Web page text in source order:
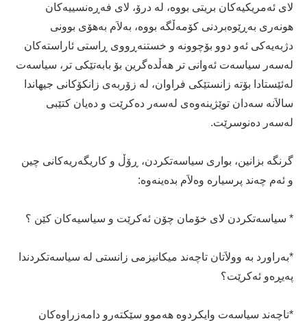
لای‌ ئه‌مریكیه‌كان بریتی بووه‌، له‌ درۆ، لای‌ فه‌ڕه‌نسییه‌كان
هونه‌ری‌ به‌ڕێوه‌بردنی‌ كۆمه‌ڵگه‌ بووه‌، به‌لاَم به‌هۆی‌ بوونی‌
دژبه‌یه‌كی‌ ئه‌و دوو بۆچوونه‌ و خستنه‌ڕووی‌ ڕاستی‌ ئاراسته‌كان
له‌سه‌ر سیاسه‌ت ئه‌وانی‌ تر هه‌ڵده‌گرین بۆ بابه‌تێكی‌ تر، سیاسه‌ت
له‌ئێستادا بۆته‌ زانستێكی‌ فراوان، له‌ زۆربه‌ی‌ زانكۆكانی‌ جیهاندا
سالاَنه‌ سه‌دان توێژینه‌وه‌ی‌ له‌سه‌ر ده‌كرێت و ده‌یان كتێبی‌
له‌سه‌ر ده‌نوسرێت.
گرنگه‌ بزانین، بواری‌ سیاسه‌تكردن، ڕۆڵ و كاریگه‌ریه‌كانی‌ چین
و ئه‌م چه‌ند پرسیاره‌ وه‌لاَم بده‌ینه‌وه‌:
* سیاسه‌تكردن لای‌ خۆمان چۆن ئه‌كرێت و سیاسیه‌كان كێن ؟
*به‌راورد به‌ وولاَتان تاچه‌ند میكانیزمی‌ زانستی‌ له‌ سیاسه‌تكردندا
په‌یڕه‌و ئه‌كرێت؟
*تاچه‌ند سیاسه‌ت وایكردوه‌ هه‌موو سێكته‌رو دامه‌زراوه‌كان